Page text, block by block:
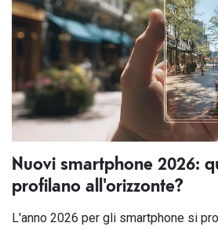
Nuovi smartphone 2026:
profilano all'orizzonte?
L'anno 2026 per gli smartphone si